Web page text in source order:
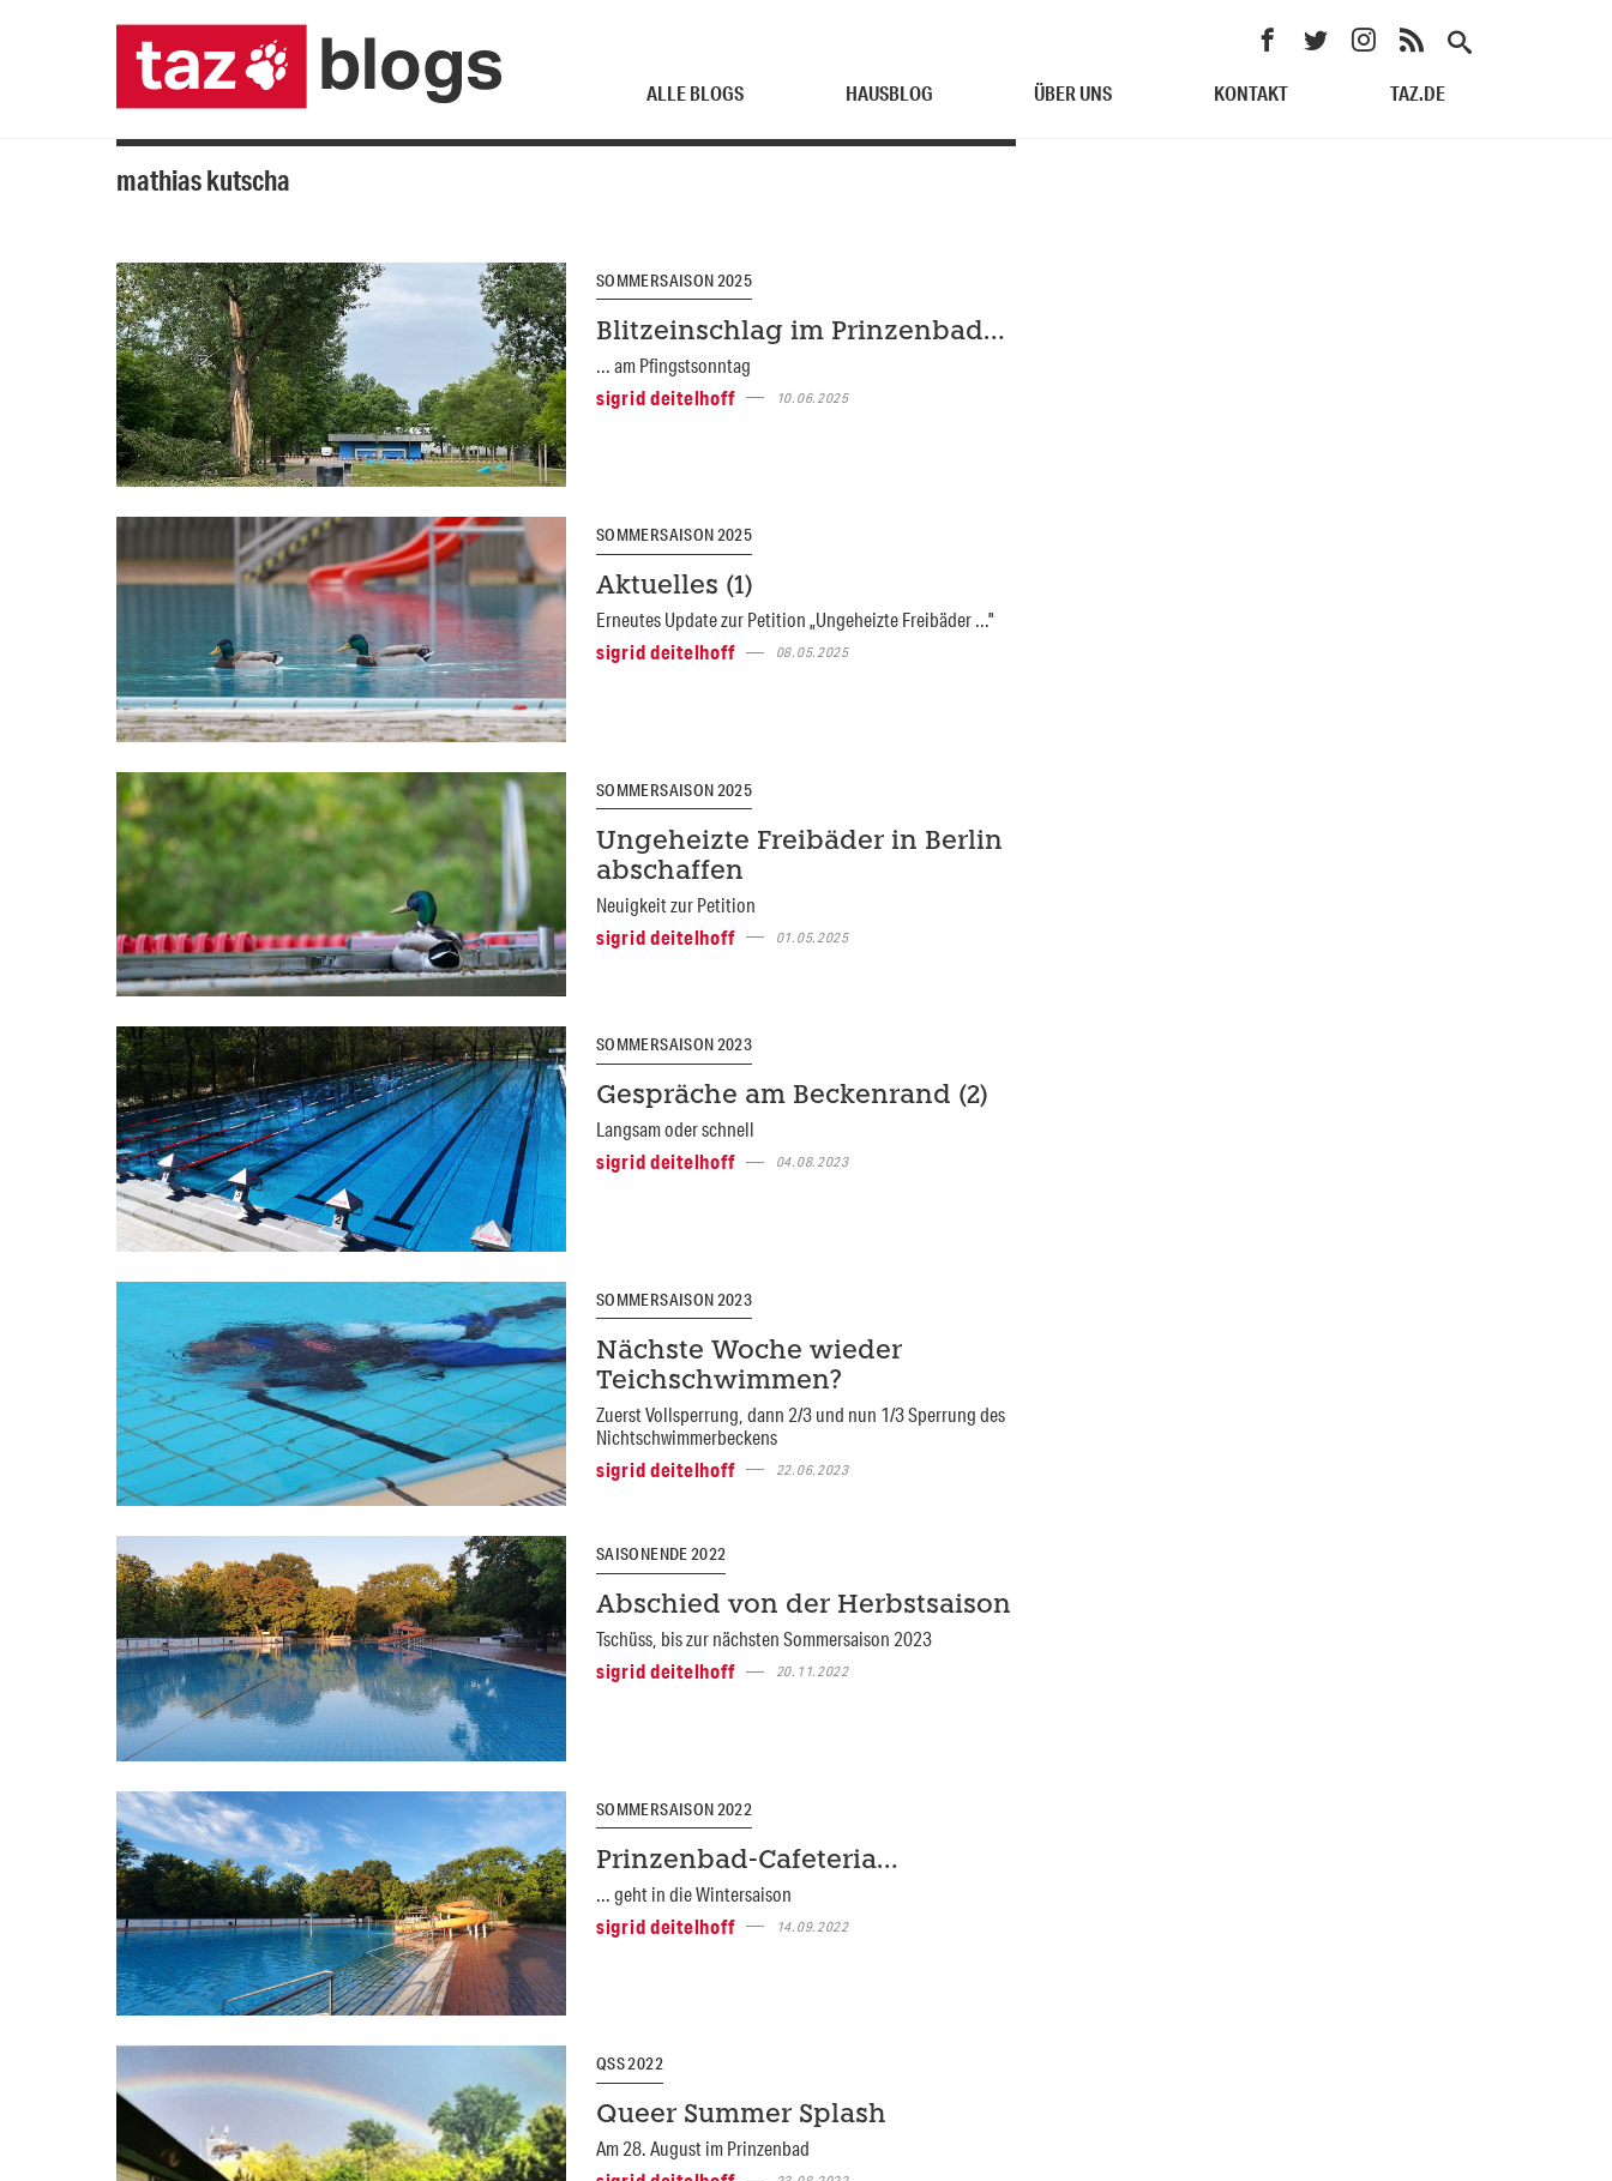
ALLE BLOGS HAUSBLOG ÜBER UNS KONTAKT TAZ.DE
mathias kutscha
SOMMERSAISON 2025
Blitzeinschlag im Prinzenbad…
... am Pfingstsonntag
sigrid deitelhoff
10.06.2025
SOMMERSAISON 2025
Aktuelles (1)
Erneutes Update zur Petition „Ungeheizte Freibäder ..."
sigrid deitelhoff
08.05.2025
SOMMERSAISON 2025
Ungeheizte Freibäder in Berlin
abschaffen
Neuigkeit zur Petition
sigrid deitelhoff
01.05.2025
SOMMERSAISON 2023
Gespräche am Beckenrand (2)
Langsam oder schnell
sigrid deitelhoff
04.08.2023
SOMMERSAISON 2023
Nächste Woche wieder
Teichschwimmen?
Zuerst Vollsperrung, dann 2/3 und nun 1/3 Sperrung des
Nichtschwimmerbeckens
sigrid deitelhoff
22.06.2023
SAISONENDE 2022
Abschied von der Herbstsaison
Tschüss, bis zur nächsten Sommersaison 2023
sigrid deitelhoff
20.11.2022
SOMMERSAISON 2022
Prinzenbad-Cafeteria…
... geht in die Wintersaison
sigrid deitelhoff
14.09.2022
QSS 2022
Queer Summer Splash
Am 28. August im Prinzenbad